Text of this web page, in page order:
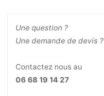
Une question ?
Une demande de devis ?
Contactez nous au
06 68 19 14 27